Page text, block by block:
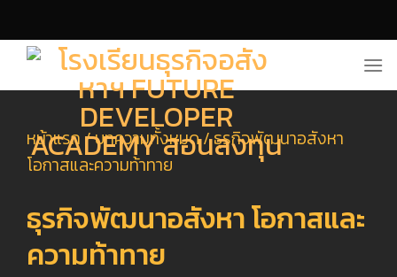
content
หน้าแรก /บทความทั้งหมด/ธุรกิจพัฒนาอสังหา
โอกาสและความท้าทาย
ธุรกิจพัฒนาอสังหา โอกาสและ
ความท้าทาย